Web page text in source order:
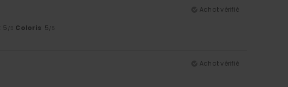
Achat vérifié
: 5 /5 Coloris: 5/5
Achat vérifié